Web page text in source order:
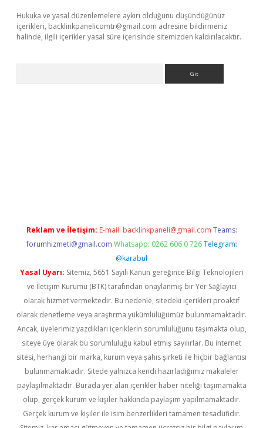
Hukuka ve yasal düzenlemelere aykırı olduğunu düşündüğünüz
içerikleri, backlinkpanelicomtr@gmail.com adresine bildirmeniz
halinde, ilgili içerikler yasal süre içerisinde sitemizden kaldırılacaktır.
Reklam ve İletişim: E-mail: backlinkpaneli@gmail.com Teams:
forumhizmeti@gmail.com Whatsapp: 0262 606 0 726 Telegram:
@karabul
Yasal Uyarı: Sitemiz, 5651 Sayılı Kanun gereğince Bilgi Teknolojileri
ve İletişim Kurumu (BTK) tarafından onaylanmış bir Yer Sağlayıcı
olarak hizmet vermektedir. Bu nedenle, sitedeki içerikleri proaktif
olarak denetleme veya araştırma yükümlülüğümüz bulunmamaktadır.
Ancak, üyelerimiz yazdıkları içeriklerin sorumluluğunu taşımakta olup,
siteye üye olarak bu sorumluluğu kabul etmiş sayılırlar. Bu internet
sitesi, herhangi bir marka, kurum veya şahıs şirketi ile hiçbir bağlantısı
bulunmamaktadır. Sitede yalnızca kendi hazırladığımız makaleler
paylaşılmaktadır. Burada yer alan içerikler haber niteliği taşımamakta
olup, gerçek kurum ve kişiler hakkında paylaşım yapılmamaktadır.
Gerçek kurum ve kişiler ile isim benzerlikleri tamamen tesadüfidir.